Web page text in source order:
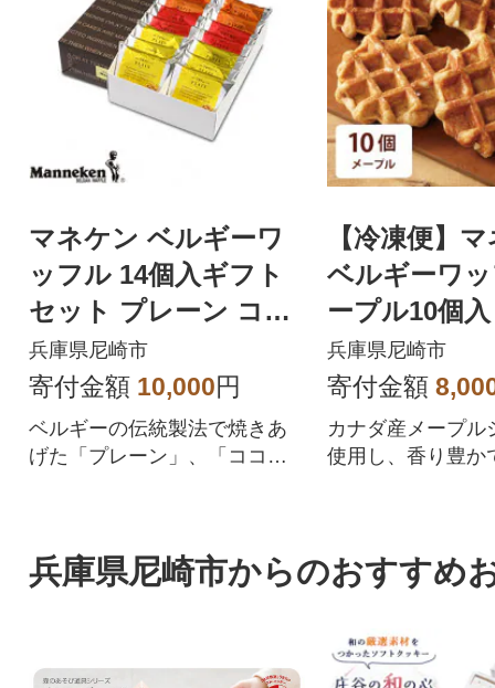
マネケン ベルギーワ
ッフル 14個入ギフト
セット プレーン ココ
ア メープル(TP14-PC
MG)
兵庫県尼崎市
寄付金額 10,000円
ベルギーの伝統製法で焼きあ
げた「プレーン」、「ココ
【冷凍便】
ベルギーワ
ープル10個
-M10)
兵庫県尼崎市
寄付金額
カナダ産メープル
使用し、香り豊か
兵庫県尼崎市からのおすすめ